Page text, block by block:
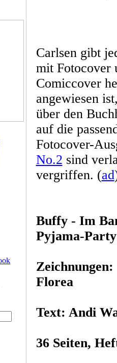
Carlsen gibt
mit Fotocover
Comiccover
angewiesen
über den
auf die
Fotocover-
No.2 sind
vergriffen. (ad
Buffy - Im
Pyjama-
Florea
Text: Andi
36 Seiten,